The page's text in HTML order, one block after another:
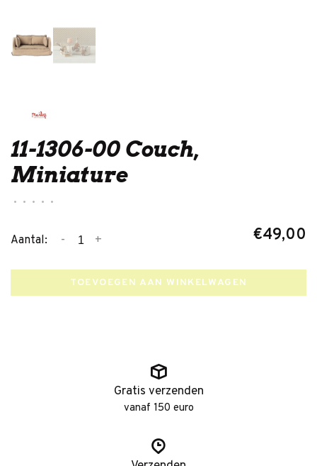
11-1306-00 Couch,
Miniature
• • • • •
Aantal: +
- €49,00
TOEVOEGEN AAN WINKELWAGEN
Gratis verzenden
vanaf 150 euro